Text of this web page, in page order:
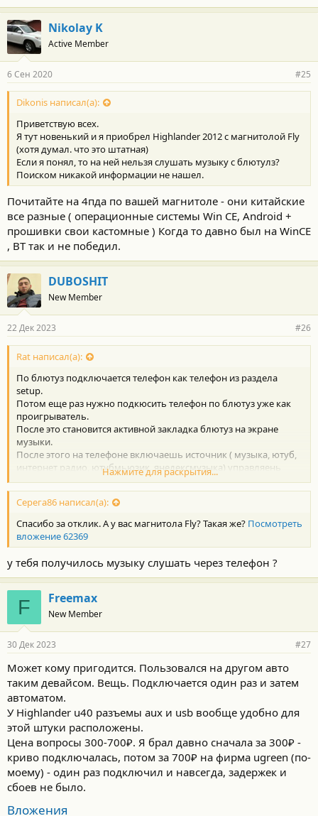
Nikolay K
Active Member
6 Сен 2020 #25
Dikonis написал(а):
Приветствую всех.
Я тут новенький и я приобрел Highlander 2012 с магнитолой Fly
(хотя думал. что это штатная)
Если я понял, то на ней нельзя слушать музыку с блютулз?
Поиском никакой информации не нашел.
Почитайте на 4пда по вашей магнитоле - они китайские
все разные ( операционные системы Win CE, Android +
прошивки свои кастомные ) Когда то давно был на WinCE
, BT так и не победил.
DUBOSHIT
New Member
22 Дек 2023 #26
Rat написал(а):
По блютуз подключается телефон как телефон из раздела
setup.
Потом еще раз нужно подкюсить телефон по блютуз уже как
проигрыватель.
После это становится активной закладка блютуз на экране
музыки.
После этого на телефоне включаешь источник ( музыка, ютуб,
интернет радио, ютубмьюзик, янедексмузыка) управляень
крутилками и кнопками на руле.
Если не понятно- схожу в гараж сфот
Нажмите для раскрытия...
Серега86 написал(а):
Спасибо за отклик. А у вас магнитола Fly? Такая же? Посмотреть
вложение 62369
у тебя получилось музыку слушать через телефон ?
F Freemax
New Member
30 Дек 2023 #27
Может кому пригодится. Пользовался на другом авто
таким девайсом. Вещь. Подключается один раз и затем
автоматом.
У Highlander u40 разъемы aux и usb вообще удобно для
этой штуки расположены.
Цена вопросы 300-700₽. Я брал давно сначала за 300₽ -
криво подключалась, потом за 700₽ на фирма ugreen (по-
моему) - один раз подключил и навсегда, задержек и
сбоев не было.
Вложения